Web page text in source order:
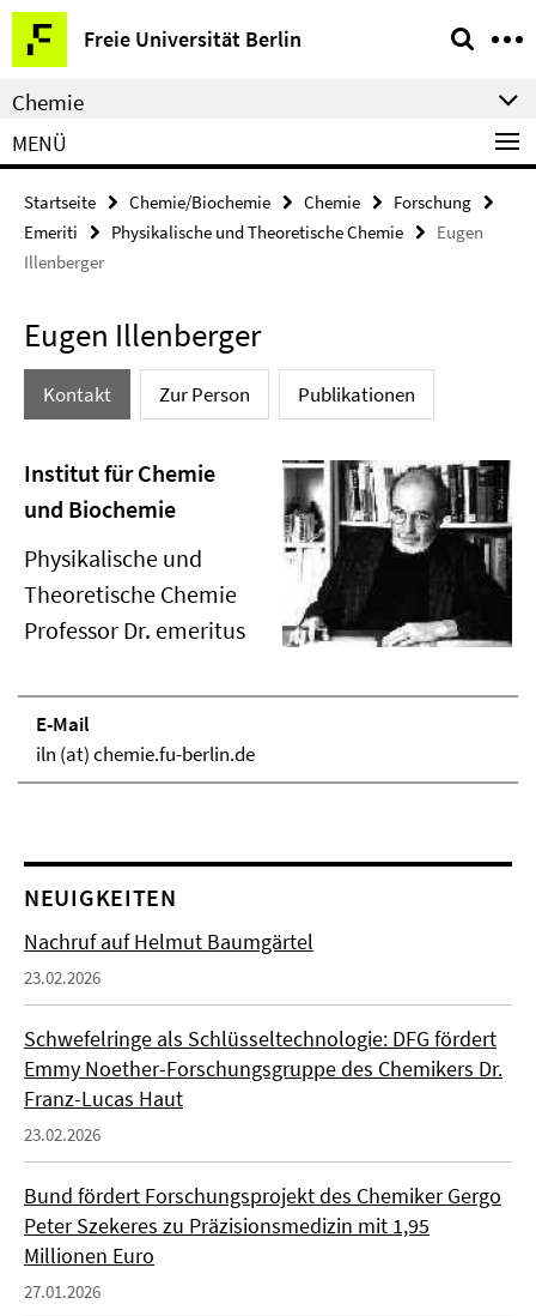
Springe
direkt
zu
Inhalt
Freie Universität Berlin
Service-
Navigation
Chemie
MENÜ
Startseite Chemie/Biochemie Chemie
Forschung
Emeriti
Physikalische und Theoretische Chemie
Eugen
Illenberger
Eugen Illenberger
Kontakt Zur Person Publikationen
Institut für Chemie
und Biochemie
Physikalische und
Theoretische Chemie
Professor Dr. emeritus
E-Mail
iln (at) chemie.fu-berlin.de
NEUIGKEITEN
Nachruf auf Helmut Baumgärtel
23.02.2026
Schwefelringe als Schlüsseltechnologie: DFG fördert
Emmy Noether-Forschungsgruppe des Chemikers Dr.
Franz-Lucas Haut
23.02.2026
Bund fördert Forschungsprojekt des Chemiker Gergo
Peter Szekeres zu Präzisionsmedizin mit 1,95
Millionen Euro
27.01.2026